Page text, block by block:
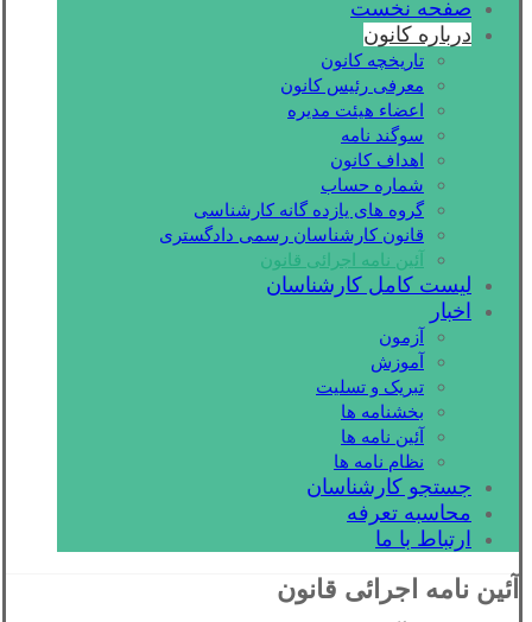
صفحه نخست
درباره کانون
تاریخچه کانون
معرفی رئیس کانون
اعضاء هیئت مدیره
سوگند نامه
اهداف کانون
شماره حساب
گروه های یازده گانه کارشناسی
قانون کارشناسان رسمی دادگستری
آئین نامه اجرائی قانون
لیست کامل کارشناسان
اخبار
آزمون
آموزش
تبریک و تسلیت
بخشنامه ها
آئین نامه ها
نظام نامه ها
جستجو کارشناسان
محاسبه تعرفه
ارتباط با ما
آئین نامه اجرائی قانون